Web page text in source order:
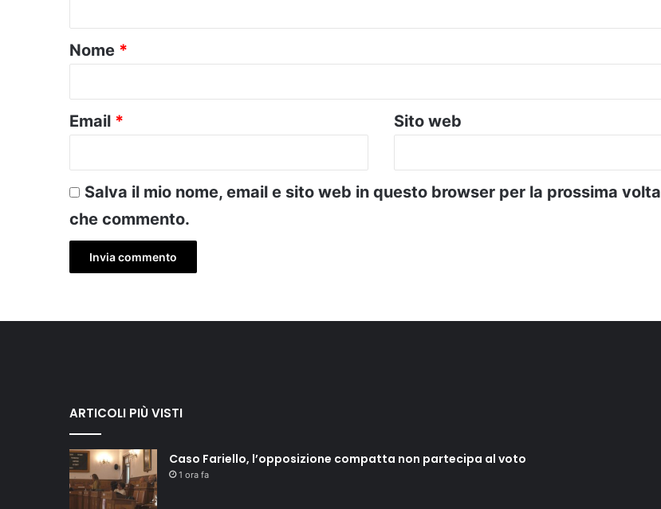
o
*
Nome *
Email * Sito web
Salva il mio nome, email e sito web in questo browser per la prossima volta
che commento.
ARTICOLI PIÙ VISTI
Caso Fariello, l’opposizione compatta non partecipa al voto
1 ora fa